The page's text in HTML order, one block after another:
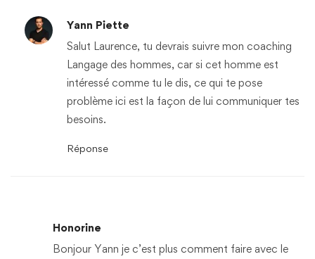
Yann Piette
Salut Laurence, tu devrais suivre mon coaching
Langage des hommes, car si cet homme est
intéressé comme tu le dis, ce qui te pose
problème ici est la façon de lui communiquer tes
besoins.
Réponse
Honorine
Bonjour Yann je c’est plus comment faire avec le